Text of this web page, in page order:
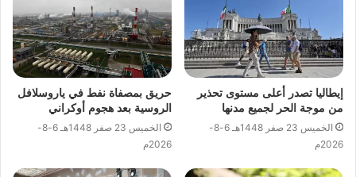
إيطاليا تصدر أعلى مستوى تحذير
من موجة الحر لجميع مدنها
الخميس 23 صفر 1448هـ 6-8-
2026م
حريق بمصفاة نفط في ياروسلافل
الروسية بعد هجوم أوكراني
الخميس 23 صفر 1448هـ 6-8-
2026م